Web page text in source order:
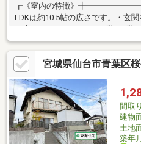
┏《室内の特徴》
LDKは約10.5帖の広さです。・玄
1階の和室はそれぞれ8.0帖以上あ
す。┏《周辺環境・立地環境》
╋━━━━━━━━━━━━━━━━━┫
いフラットな地形です。・表通り
にならないのが特徴です。
宮城県仙台市青葉区
間取り
建物
土地
築年月